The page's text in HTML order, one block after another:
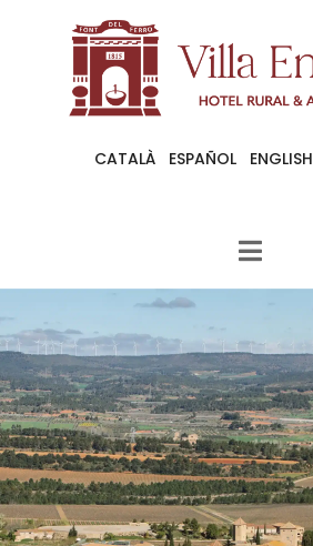
CATALÀ ESPAÑOL ENGLISH